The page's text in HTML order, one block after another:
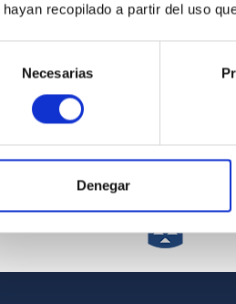
hayan recopilado a partir del uso
Necesarias
Denegar